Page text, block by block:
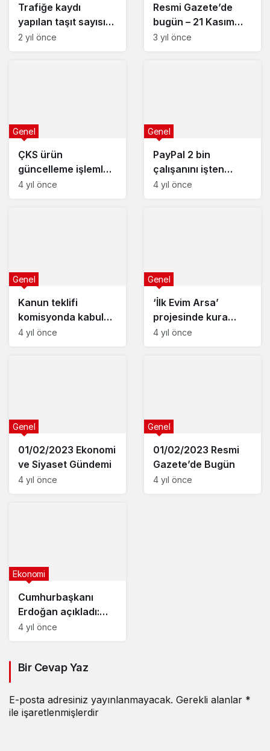
Trafiğe kaydı
yapılan taşıt sayısı
arttı
2 yıl önce
Resmi Gazete’de
bugün – 21 Kasım
2023
3 yıl önce
ÇKS ürün
güncelleme işlemleri
E-Devlet üzerinden
Genel
4 yıl önce
PayPal 2 bin
çalışanını işten
çıkaracak
Genel
4 yıl önce
Kanun teklifi
komisyonda kabul
edildi: 2 bin lirayı
Genel
4 yıl önce
‘İlk Evim Arsa’
projesinde kura
çekimi bugün
Genel
4 yıl önce
01/02/2023 Ekonomi
ve Siyaset Gündemi
Genel
4 yıl önce
01/02/2023 Resmi
Gazete’de Bugün
Genel
4 yıl önce
Cumhurbaşkanı
Erdoğan açıkladı:
TCMB’nin döviz
Ekonomi
4 yıl önce
Bir Cevap Yaz
E-posta adresiniz yayınlanmayacak. Gerekli alanlar *
ile işaretlenmişlerdir